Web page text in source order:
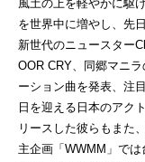
風土の上を軽やかに駆
を世界中に増やし、先
新世代のニュースター
OOR CRY、同郷マニ
ーション曲を発表、注
日を迎える日本のアク
リースした彼らもまた
主企画「WWMM」で